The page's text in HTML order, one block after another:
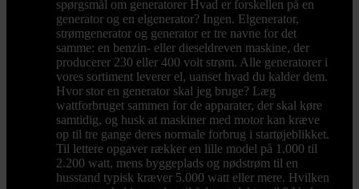
spørgsmål om generatorer Hvad er forskellen på en
generator og en elgenerator? Ingen. Elgenerator,
strømgenerator og generator er tre navne for det
samme: en benzin- eller dieseldreven maskine, der
producerer 230 eller 400 volt strøm. Alle generatorer i
vores sortiment leverer el, uanset hvad du kalder dem.
Hvor stor en generator skal jeg bruge? Læg
wattforbruget sammen for de apparater, der skal køre
samtidig, og husk at maskiner med motor kan kræve
op til tre gange deres normale forbrug i startøjeblikket.
Til lettere opgaver rækker en lille model på 1.000 til
2.200 watt, mens byggeplads og nødstrøm til en
husstand typisk kræver 5.000 watt eller mere. Hvilken